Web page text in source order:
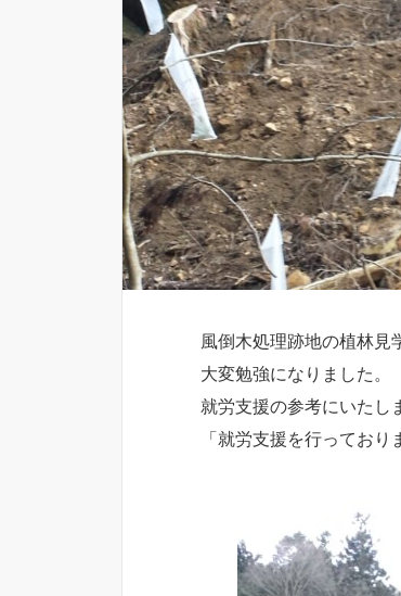
風倒木処理跡地の植林見
大変勉強になりました。
就労支援の参考にいたし
「就労支援を行ってお